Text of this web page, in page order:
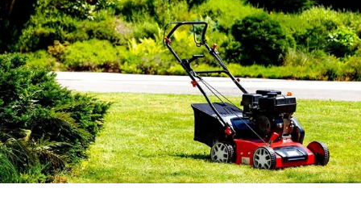
метро Бибирево
метро Водный стадион
метро Курская
метро Комсомольская
метро Жулебино